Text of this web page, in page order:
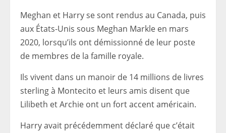
Meghan et Harry se sont rendus au Canada, puis
aux États-Unis sous Meghan Markle en mars
2020, lorsqu’ils ont démissionné de leur poste
de membres de la famille royale.
Ils vivent dans un manoir de 14 millions de livres
sterling à Montecito et leurs amis disent que
Lilibeth et Archie ont un fort accent américain.
Harry avait précédemment déclaré que c’était